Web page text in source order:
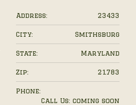
Address: 23433
City: Smithsburg
State: Maryland
Zip: 21783
Phone:
Call Us: coming soon